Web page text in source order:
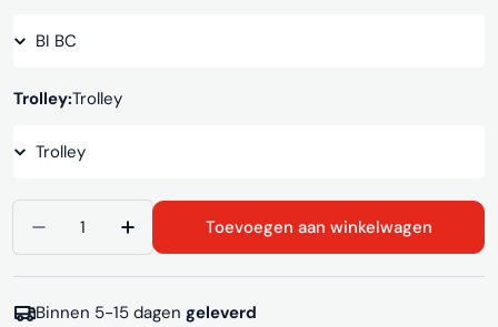
Trolley:Trolley
Aantal verlagen voor Kantinestoel S490
Aantal verhogen voor Kantinestoel
Toevoegen aan winkelwagen
Binnen 5-15 dagen geleverd